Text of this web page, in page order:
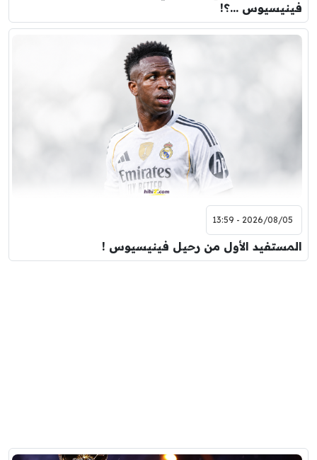
فينيسيوس …؟!
2026/08/05 - 13:59
المستفيد الأول من رحيل فينيسيوس !